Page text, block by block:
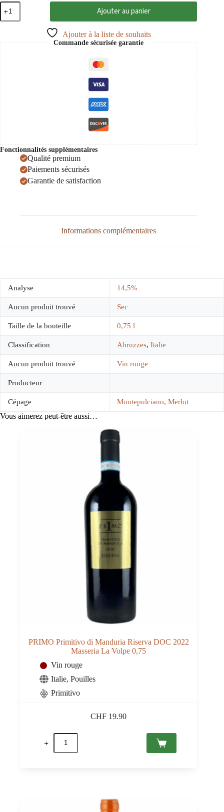
quantité
de
24
Ajouter au panier
Ajouter à la liste de souhaits
Commande sécurisée garantie
Fonctionnalités supplémentaires
Qualité premium
Paiements sécurisés
Garantie de satisfaction
Informations complémentaires
Analyse 14,5%
Aucun produit trouvé Sec
Taille de la bouteille 0,75 l
Classification Abruzzes, Italie
Aucun produit trouvé Vin rouge
Producteur
Cépage Montepulciano, Merlot
Vous aimerez peut-être aussi…
PRIMO Primitivo di Manduria Riserva DOC 2022
Masseria La Volpe 0,75
Vin rouge
Italie, Pouilles
Primitivo
CHF 19.90
quantité
PRIMO